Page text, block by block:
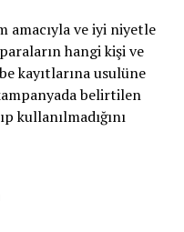
amacıyla ve iyi niyetle
hangi kişi ve
kayıtlarına usulüne
belirtilen
kullanılmadığını